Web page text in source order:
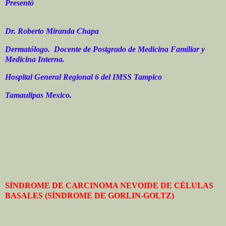
Presentó
Dr. Roberto Miranda Chapa
Dermatólogo. Docente de Postgrado de Medicina Familiar y
Medicina Interna.
Hospital General Regional 6 del IMSS Tampico
Tamaulipas Mexico.
SÍNDROME DE CARCINOMA NEVOIDE DE CÉLULAS
BASALES (SÍNDROME DE GORLIN-GOLTZ)